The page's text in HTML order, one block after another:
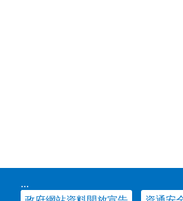
:::